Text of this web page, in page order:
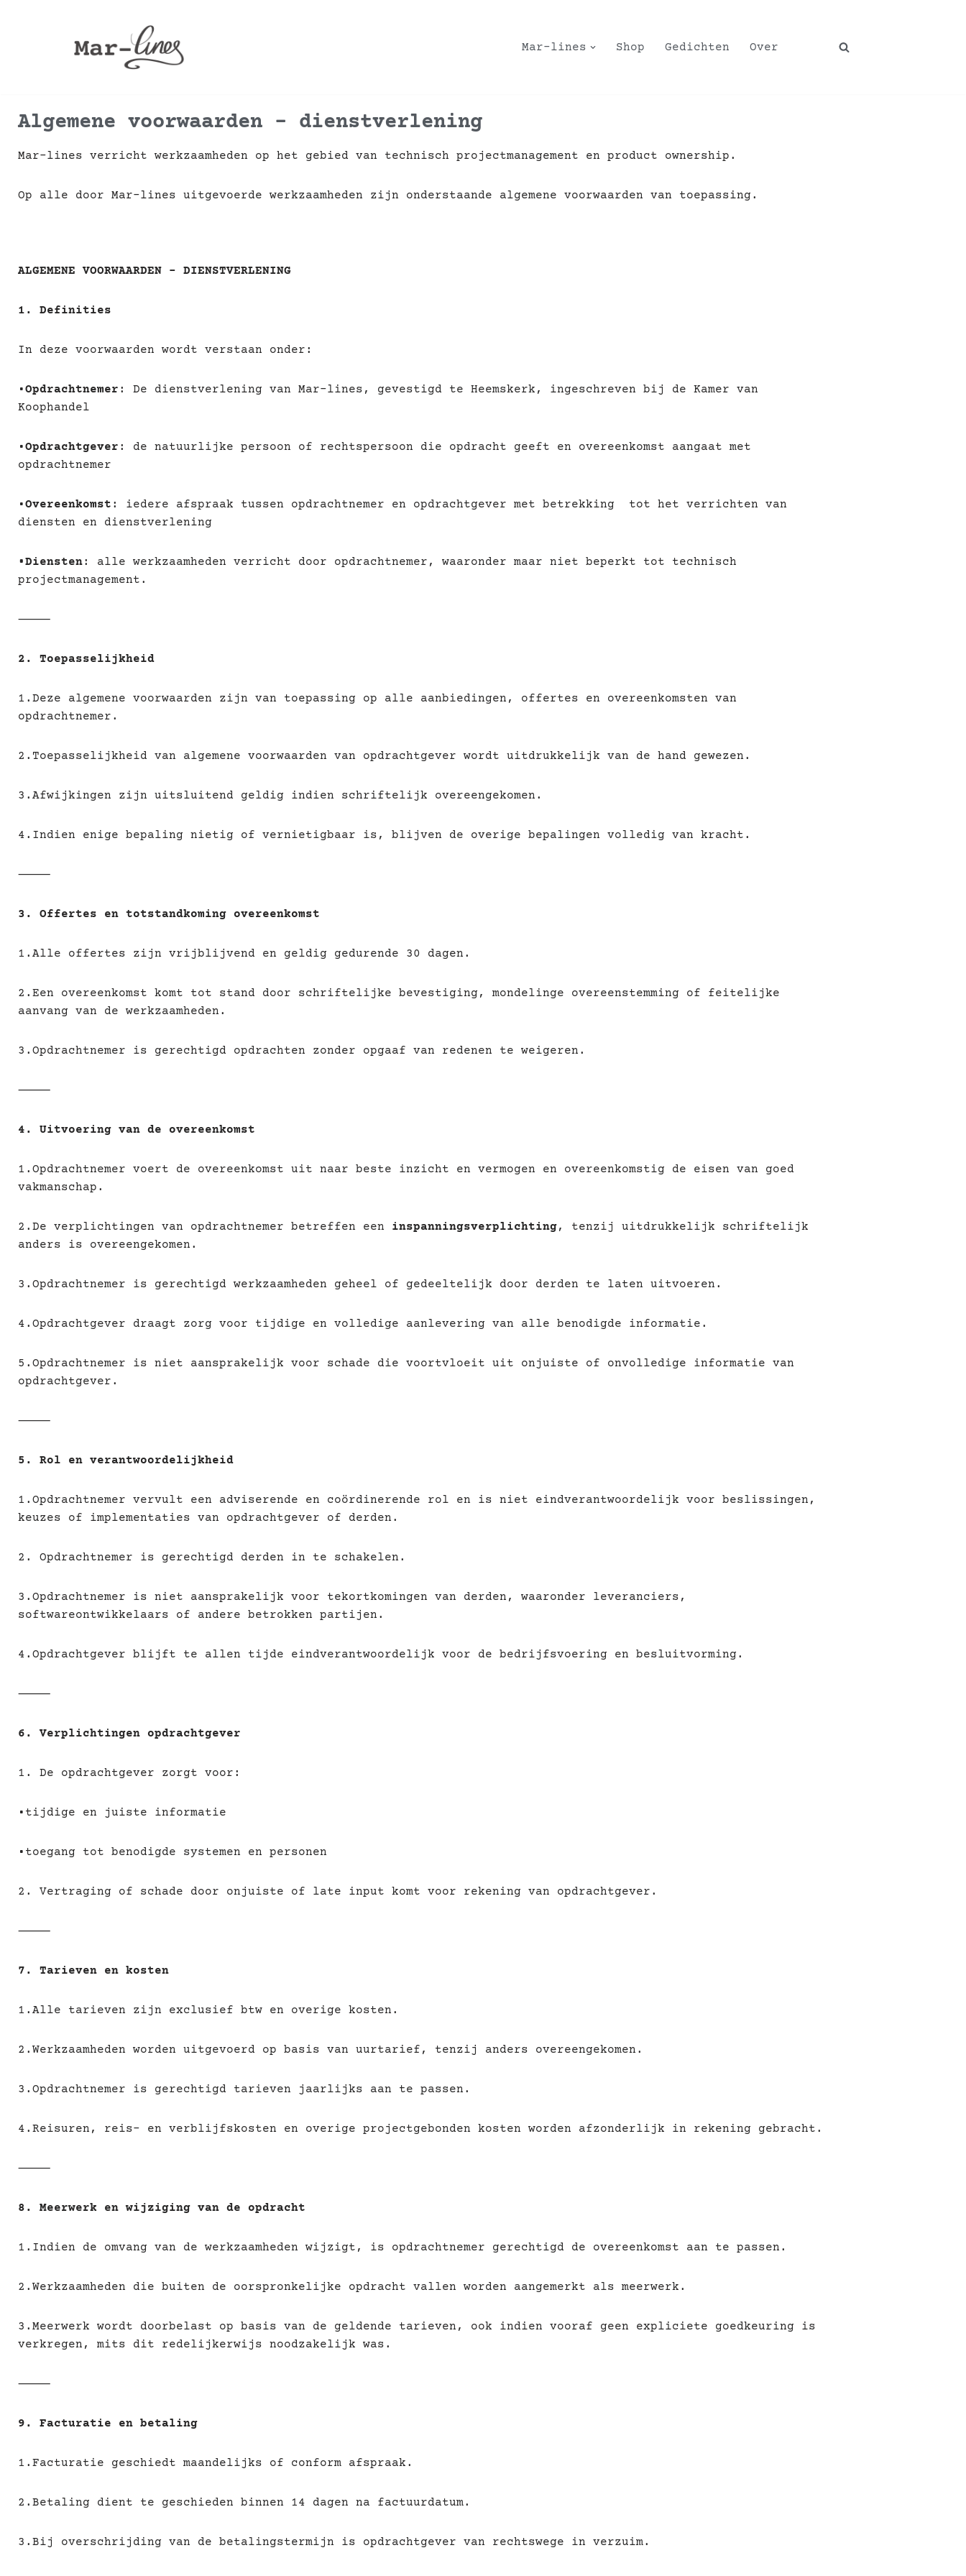
Mar-lines Shop Gedichten Over
Algemene voorwaarden - dienstverlening
Mar-lines verricht werkzaamheden op het gebied van technisch projectmanagement en product ownership.
Op alle door Mar-lines uitgevoerde werkzaamheden zijn onderstaande algemene voorwaarden van toepassing.
ALGEMENE VOORWAARDEN – DIENSTVERLENING
1. Definities
In deze voorwaarden wordt verstaan onder:
•Opdrachtnemer : De dienstverlening van Mar-lines, gevestigd te Heemskerk, ingeschreven bij de Kamer van
Koophandel
•Opdrachtgever : de natuurlijke persoon of rechtspersoon die opdracht geeft en overeenkomst aangaat met
opdrachtnemer
•Overeenkomst : iedere afspraak tussen opdrachtnemer en opdrachtgever met betrekking tot het verrichten van
diensten en dienstverlening
•Diensten: alle werkzaamheden verricht door opdrachtnemer, waaronder maar niet beperkt tot technisch
projectmanagement.
⸻
2. Toepasselijkheid
1.Deze algemene voorwaarden zijn van toepassing op alle aanbiedingen, offertes en overeenkomsten van
opdrachtnemer.
2.Toepasselijkheid van algemene voorwaarden van opdrachtgever wordt uitdrukkelijk van de hand gewezen.
3.Afwijkingen zijn uitsluitend geldig indien schriftelijk overeengekomen.
4.Indien enige bepaling nietig of vernietigbaar is, blijven de overige bepalingen volledig van kracht.
⸻
3. Offertes en totstandkoming overeenkomst
1.Alle offertes zijn vrijblijvend en geldig gedurende 30 dagen.
2.Een overeenkomst komt tot stand door schriftelijke bevestiging, mondelinge overeenstemming of feitelijke
aanvang van de werkzaamheden.
3.Opdrachtnemer is gerechtigd opdrachten zonder opgaaf van redenen te weigeren.
⸻
4. Uitvoering van de overeenkomst
1.Opdrachtnemer voert de overeenkomst uit naar beste inzicht en vermogen en overeenkomstig de eisen van goed
vakmanschap.
2.De verplichtingen van opdrachtnemer betreffen een inspanningsverplichting, tenzij uitdrukkelijk schriftelijk
anders is overeengekomen.
3.Opdrachtnemer is gerechtigd werkzaamheden geheel of gedeeltelijk door derden te laten uitvoeren.
4.Opdrachtgever draagt zorg voor tijdige en volledige aanlevering van alle benodigde informatie.
5.Opdrachtnemer is niet aansprakelijk voor schade die voortvloeit uit onjuiste of onvolledige informatie van
opdrachtgever.
⸻
5. Rol en verantwoordelijkheid
1.Opdrachtnemer vervult een adviserende en coördinerende rol en is niet eindverantwoordelijk voor beslissingen,
keuzes of implementaties van opdrachtgever of derden.
2. Opdrachtnemer is gerechtigd derden in te schakelen.
3.Opdrachtnemer is niet aansprakelijk voor tekortkomingen van derden, waaronder leveranciers,
softwareontwikkelaars of andere betrokken partijen.
4.Opdrachtgever blijft te allen tijde eindverantwoordelijk voor de bedrijfsvoering en besluitvorming.
⸻
6. Verplichtingen opdrachtgever
1. De opdrachtgever zorgt voor:
•tijdige en juiste informatie
•toegang tot benodigde systemen en personen
2. Vertraging of schade door onjuiste of late input komt voor rekening van opdrachtgever.
⸻
7. Tarieven en kosten
1.Alle tarieven zijn exclusief btw en overige kosten.
2.Werkzaamheden worden uitgevoerd op basis van uurtarief, tenzij anders overeengekomen.
3.Opdrachtnemer is gerechtigd tarieven jaarlijks aan te passen.
4.Reisuren, reis- en verblijfskosten en overige projectgebonden kosten worden afzonderlijk in rekening gebracht.
⸻
8. Meerwerk en wijziging van de opdracht
1.Indien de omvang van de werkzaamheden wijzigt, is opdrachtnemer gerechtigd de overeenkomst aan te passen.
2.Werkzaamheden die buiten de oorspronkelijke opdracht vallen worden aangemerkt als meerwerk.
3.Meerwerk wordt doorbelast op basis van de geldende tarieven, ook indien vooraf geen expliciete goedkeuring is
verkregen, mits dit redelijkerwijs noodzakelijk was.
⸻
9. Facturatie en betaling
1.Facturatie geschiedt maandelijks of conform afspraak.
2.Betaling dient te geschieden binnen 14 dagen na factuurdatum.
3.Bij overschrijding van de betalingstermijn is opdrachtgever van rechtswege in verzuim.